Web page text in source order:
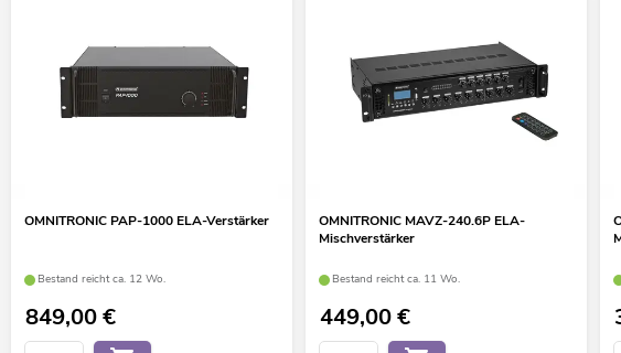
OMNITRONIC PAP-1000 ELA-Verstärker
Bestand reicht ca. 12 Wo.
849,00€
OMNITRONIC MAVZ-240.6P ELA-
Mischverstärker
Bestand reicht ca. 11 Wo.
449,00€